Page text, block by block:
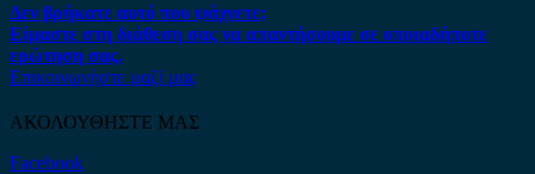
Δεν βρήκατε αυτό που ψάχνετε;
Είμαστε στη διάθεση σας να απαντήσουμε σε οποιαδήποτε
ερώτηση σας.
Επικοινωνήστε μαζί μας
ΑΚΟΛΟΥΘΗΣΤΕ ΜΑΣ
Facebook